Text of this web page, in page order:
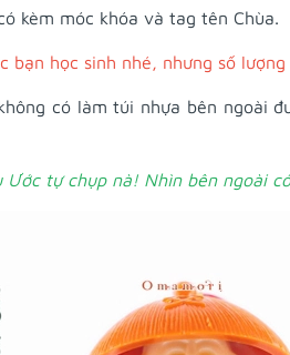
kèm móc khóa và tag tên Chùa.
bạn học sinh nhé, nhưng số
có làm túi nhựa bên ngoài
Ước tự chụp nà! Nhìn bên ngoài